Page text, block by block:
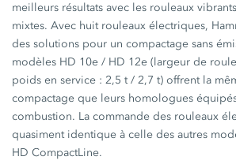
meilleurs résultats avec les rouleaux
mixtes. Avec huit rouleaux électriques,
des solutions pour un compactage sans
modèles HD 10e / HD 12e (largeur de
poids en service : 2,5 t / 2,7 t) offrent la
compactage que leurs homologues
combustion. La commande des rouleaux
quasiment identique à celle des autres
HD CompactLine.